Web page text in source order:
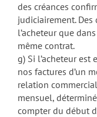
des créances
judiciairement.
l’acheteur que
même contrat.
g) Si l’acheteur est
nos factures d’un
relation
mensuel,
compter du début